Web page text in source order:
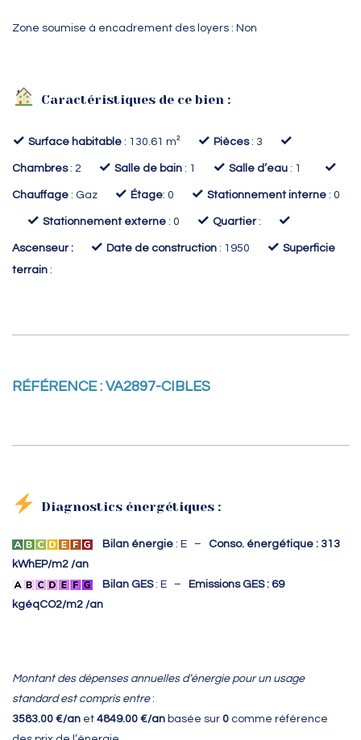
Zone soumise à encadrement des loyers : Non
Caractéristiques de ce bien :
✓ Surface habitable : 130.61 m² ✓ Pièces: 3 ✓
Chambres: 2 ✓ Salle de bain : 1 ✓ Salle d’eau : 1 ✓
Chauffage : Gaz ✓ Étage: 0 ✓ Stationnement interne : 0
✓ Stationnement externe : 0 ✓ Quartier: ✓
Ascenseur : ✓ Date de construction : 1950 ✓ Superficie
terrain :
RÉFÉRENCE : VA2897-CIBLES
Diagnostics énergétiques :
Bilan énergie : E – Conso. énergétique : 313
kWhEP/m2 /an
Bilan GES: E – Emissions GES : 69
kgéqCO2/m2 /an
Montant des dépenses annuelles d’énergie pour un usage
standard est compris entre:
3583.00 €/an et 4849.00 €/an basée sur 0 comme référence